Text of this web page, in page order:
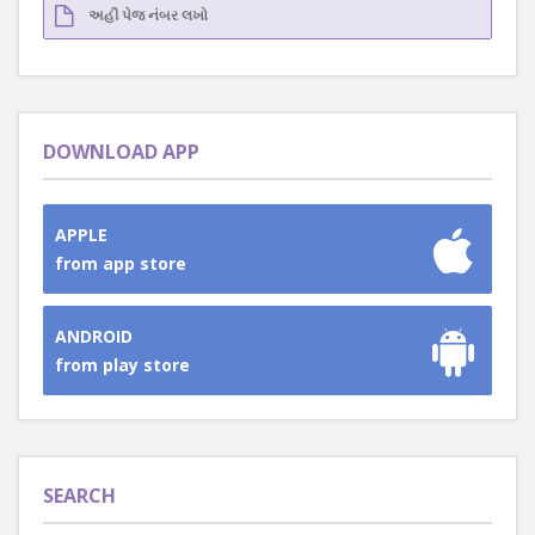
DOWNLOAD APP
APPLE
from app store
ANDROID
from play store
SEARCH